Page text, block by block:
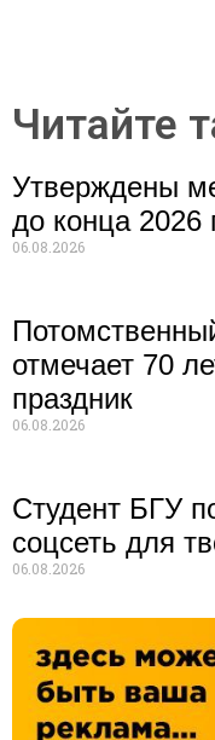
Читайте
Утверждены
до конца 2026
06.08.2026
отмечает 70
праздник
06.08.2026
Студент БГУ
соцсеть для
06.08.2026